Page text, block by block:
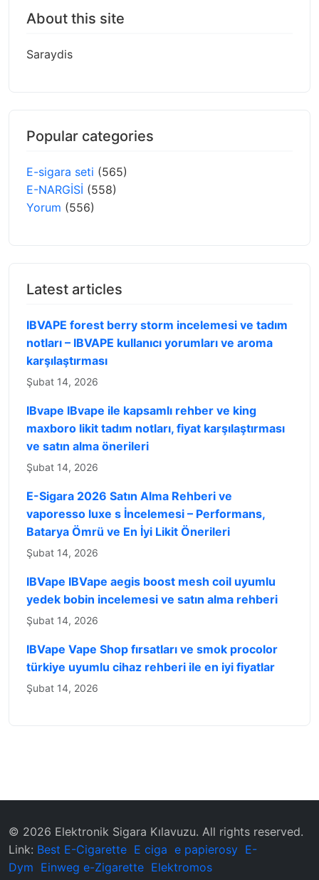
About this site
Saraydis
Popular categories
E-sigara seti (565)
E-NARGİSİ (558)
Yorum (556)
Latest articles
IBVAPE forest berry storm incelemesi ve tadım
notları – IBVAPE kullanıcı yorumları ve aroma
karşılaştırması
Şubat 14, 2026
IBvape IBvape ile kapsamlı rehber ve king
maxboro likit tadım notları, fiyat karşılaştırması
ve satın alma önerileri
Şubat 14, 2026
E-Sigara 2026 Satın Alma Rehberi ve
vaporesso luxe s İncelemesi – Performans,
Batarya Ömrü ve En İyi Likit Önerileri
Şubat 14, 2026
IBVape IBVape aegis boost mesh coil uyumlu
yedek bobin incelemesi ve satın alma rehberi
Şubat 14, 2026
IBVape Vape Shop fırsatları ve smok procolor
türkiye uyumlu cihaz rehberi ile en iyi fiyatlar
Şubat 14, 2026
© 2026 ‌Elektronik Sigara Kılavuzu‌. All rights reserved.
Link: Best E-Cigarette E ciga e papierosy E-
Dym Einweg e-Zigarette Elektromos